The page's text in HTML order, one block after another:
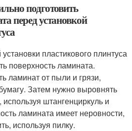
подготовить
перед установкой
пластикового плинтуса
поверхность ламината.
ламинат от пыли и грязи,
Затем нужно выровнять
штангенциркуль и
ламината имеет неровности,
используя пилку.